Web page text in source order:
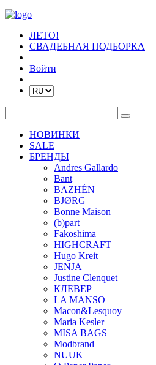
ЛЕТО!
СВАДЕБНАЯ ПОДБОРКА
Войти
НОВИНКИ
SALE
БРЕНДЫ
Andres Gallardo
Bant
BAZHÉN
BJØRG
Bonne Maison
(b)part
Fakoshima
HIGHCRAFT
Hugo Kreit
JENJA
Justine Clenquet
КЛЕВЕР
LA MANSO
Macon&Lesquoy
Maria Kesler
MISA BAGS
Modbrand
NUUK